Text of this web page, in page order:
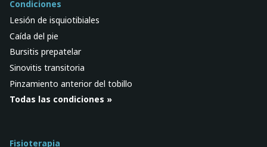
Condiciones
Lesión de isquiotibiales
Caída del pie
Bursitis prepatelar
Sinovitis transitoria
Pinzamiento anterior del tobillo
Todas las condiciones »
Fisioterapia